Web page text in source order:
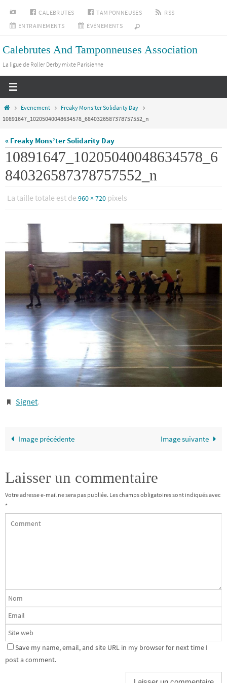
Passer
vers
contenu
INSTAGRAMCALEBRUTES TAMPONNEUSES
RSS
ENTRAINEMENTS
ÉVÉNEMENTS
Calebrutes And Tamponneuses Association
La ligue de Roller Derby mixte Parisienne
HomeÉvenement
Freaky Mons’ter Solidarity Day
10891647_10205040048634578_6840326587378757552_n
« Freaky Mons’ter Solidarity Day
10891647_10205040048634578_6
840326587378757552_n
La taille totale est de 960 × 720 pixels
Signet.
Image précédente Image suivante
Laisser un commentaire
Votre adresse e-mail ne sera pas publiée. Les champs obligatoires sont indiqués avec
*
Save my name, email, and site URL in my browser for next time I
post a comment.